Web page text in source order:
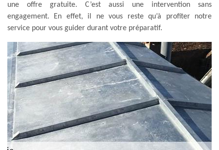
une offre gratuite. C’est aussi une intervention sans
engagement. En effet, il ne vous reste qu’à profiter notre
service pour vous guider durant votre préparatif.